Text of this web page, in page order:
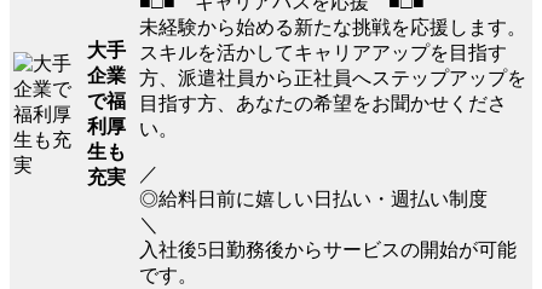
大手
企業
で福
利厚
生も
充実
未経験から始める新たな挑戦を応援します。
スキルを活かしてキャリアアップを目指す
方、派遣社員から正社員へステップアップを
目指す方、あなたの希望をお聞かせくださ
い。
／
◎給料日前に嬉しい日払い・週払い制度
＼
入社後5日勤務後からサービスの開始が可能
です。